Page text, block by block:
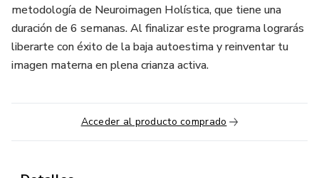
metodología de Neuroimagen Holística, que tiene una
duración de 6 semanas. Al finalizar este programa lograrás
liberarte con éxito de la baja autoestima y reinventar tu
imagen materna en plena crianza activa.
Acceder al producto comprado